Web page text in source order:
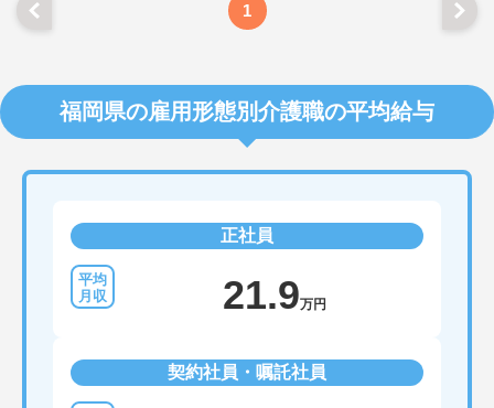
1
福岡県の雇用形態別介護職の平均給与
正社員
21.9万円
契約社員・嘱託社員